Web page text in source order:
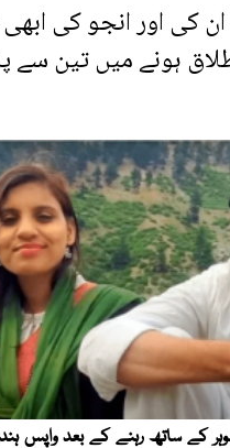
کی اور انجو کی
ہونے میں تین سے